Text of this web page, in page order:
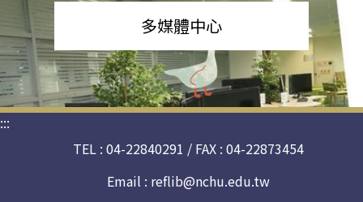
多媒體中心
:::
TEL : 04-22840291 / FAX : 04-22873454
Email : reflib@nchu.edu.tw